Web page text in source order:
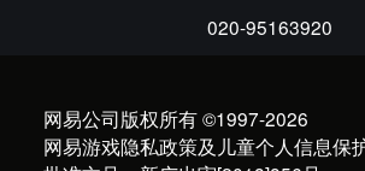
020-95163920
网易公司版权所有 ©1997-2026
网易游戏隐私政策及儿童个人信息保